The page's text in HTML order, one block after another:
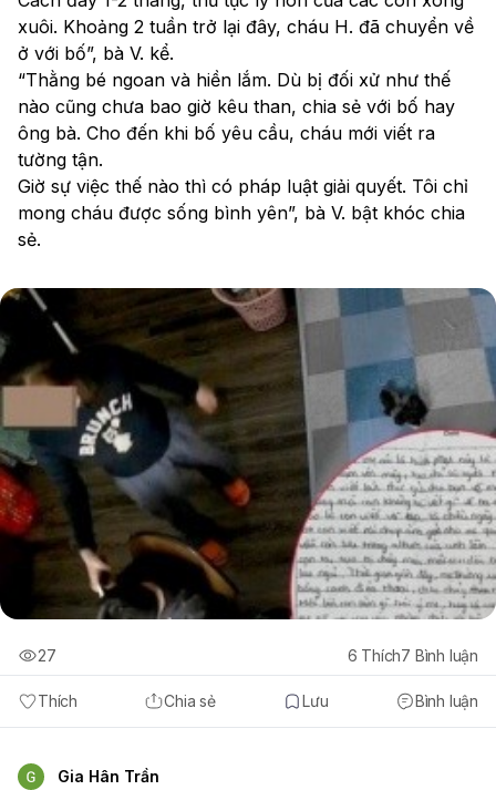
xuôi. Khoảng 2 tuần trở lại đây, cháu H. đã chuyển về
ở với bố”, bà V. kể.
“Thằng bé ngoan và hiền lắm. Dù bị đối xử như thế
nào cũng chưa bao giờ kêu than, chia sẻ với bố hay
ông bà. Cho đến khi bố yêu cầu, cháu mới viết ra
tường tận.
Giờ sự việc thế nào thì có pháp luật giải quyết. Tôi chỉ
mong cháu được sống bình yên”, bà V. bật khóc chia
sẻ.
Thích Chia sẻ Lưu Bình luận
27 6 Thích7 Bình luận
Gia Hân Trần